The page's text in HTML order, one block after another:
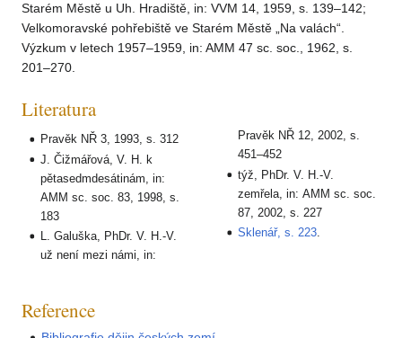
Starém Městě u Uh. Hradiště, in: VVM 14, 1959, s. 139–142;
Velkomoravské pohřebiště ve Starém Městě „Na valách“.
Výzkum v letech 1957–1959, in: AMM 47 sc. soc., 1962, s.
201–270.
Literatura
Pravěk NŘ 3, 1993, s. 312
J. Čižmářová, V. H. k
pětasedmdesátinám, in:
AMM sc. soc. 83, 1998, s.
183
L. Galuška, PhDr. V. H.-V.
už není mezi námi, in:
Pravěk NŘ 12, 2002, s.
451–452
týž, PhDr. V. H.-V.
zemřela, in: AMM sc. soc.
87, 2002, s. 227
Sklenář, s. 223
Reference